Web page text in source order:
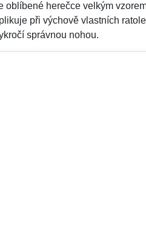
oblíbené herečce velkým
při výchově vlastních
správnou nohou.